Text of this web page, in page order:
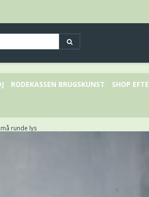
RODEKASSEN BRUGSKUNST SHOP
runde lys